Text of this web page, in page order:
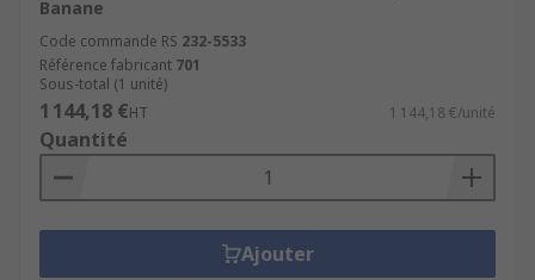
Banane
Code commande RS 232-5533
Référence fabricant 701
Sous-total (1 unité)
1 144,18 €HT 1 144,18 €/unité
Quantité
Ajouter